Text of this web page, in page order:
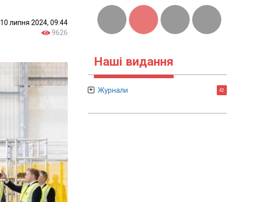
10 липня 2024, 09:44
9626
Наші видання
Журнали 42